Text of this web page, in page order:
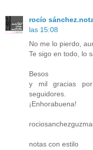
rocío
las 15:08
No me lo pierdo,
Te sigo en todo, lo
Besos
y mil gracias
seguidores.
¡Enhorabuena!
notas con estilo